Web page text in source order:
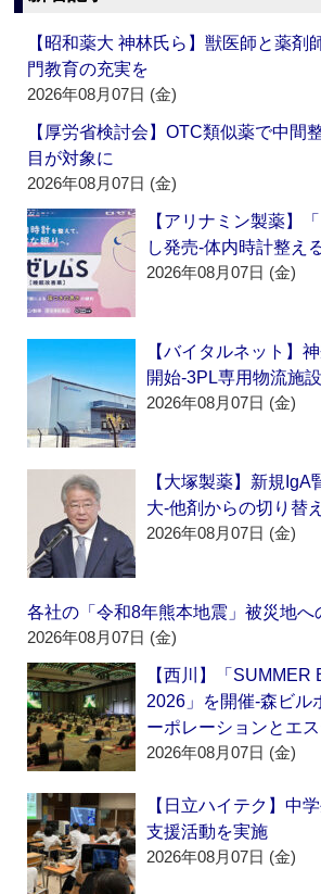
【昭和薬大 神林氏ら】獣医師と薬剤
門教育の充実を
2026年08月07日 (金)
【厚労省検討会】OTC類似薬で中間
目が対象に
2026年08月07日 (金)
【アリナミン製薬】
し発売‐体内時計整え
2026年08月07日 (金)
【バイタルネット】
開始‐3PL専用物流施設
2026年08月07日 (金)
【大塚製薬】新規
大‐他剤からの切り替
2026年08月07日 (金)
各社の「令和8年熊本地震」被災地へ
2026年08月07日 (金)
【西川】「SUMMER
2026」を開催‐森ビル
ーポレーションとエ
2026年08月07日 (金)
【日立ハイテク】中
支援活動を実施
2026年08月07日 (金)